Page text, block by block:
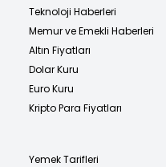
Teknoloji Haberleri
Memur ve Emekli Haberleri
Altın Fiyatları
Dolar Kuru
Euro Kuru
Kripto Para Fiyatları
Yemek Tarifleri